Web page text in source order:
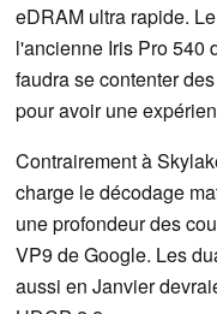
eDRAM ultra rapide.
l'ancienne Iris Pro 540
faudra se contenter
pour avoir une
Contrairement à
charge le décodage
une profondeur des
VP9 de Google. Les
aussi en Janvier